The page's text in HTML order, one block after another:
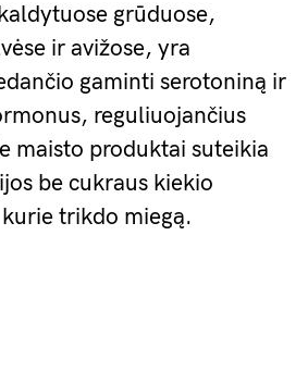
grūduose,
ir avižose, yra
gaminti serotoniną ir
reguliuojančius
maisto produktai suteikia
be cukraus kiekio
trikdo miegą.